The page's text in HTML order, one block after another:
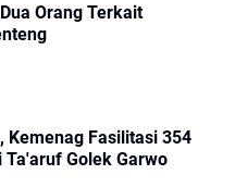
Orang Terkait
Kemenag Fasilitasi 354
Golek Garwo